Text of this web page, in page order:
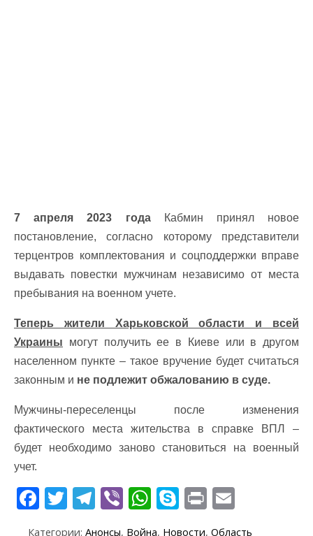
7 апреля 2023 годаКабмин принял новое
постановление, согласно которому представители
терцентров комплектования и соцподдержки вправе
выдавать повестки мужчинам независимо от места
пребывания на военном учете.
Теперь жители Харьковской области и всей
Украины
могут получить ее в Киеве или в другом
населенном пункте – такое вручение будет считаться
законным и не подлежит обжалованию в суде.
Мужчины-переселенцы после изменения
фактического места жительства в справке ВПЛ –
будет необходимо заново становиться на военный
учет.
F T T Vi W S Pr
in
Категории: Анонсы, Война, Новости, Область